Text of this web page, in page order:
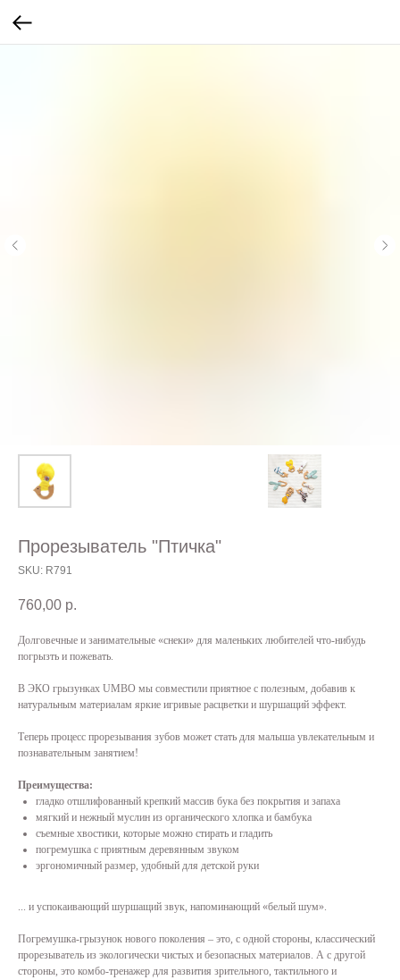
Прорезыватель "Птичка"
SKU: R791
760,00 р.
Долговечные и занимательные «снеки» для маленьких любителей что-нибудь
погрызть и пожевать.
В ЭКО грызунках UMBO мы совместили приятное с полезным, добавив к
натуральным материалам яркие игривые расцветки и шуршащий эффект.
Теперь процесс прорезывания зубов может стать для малыша увлекательным и
познавательным занятием!
Преимущества:
гладко отшлифованный крепкий массив бука без покрытия и запаха
мягкий и нежный муслин из органического хлопка и бамбука
съемные хвостики, которые можно стирать и гладить
погремушка с приятным деревянным звуком
эргономичный размер, удобный для детской руки
... и успокаивающий шуршащий звук, напоминающий «белый шум».
Погремушка-грызунок нового поколения – это, с одной стороны, классический
прорезыватель из экологически чистых и безопасных материалов. А с другой
стороны, это комбо-тренажер для развития зрительного, тактильного и